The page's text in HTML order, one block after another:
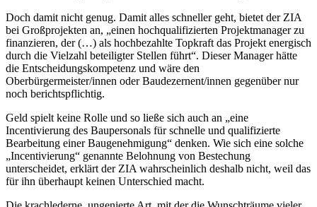
Doch damit nicht genug. Damit alles schneller geht, bietet der ZIA
bei Großprojekten an, „einen hochqualifizierten Projektmanager zu
finanzieren, der (…) als hochbezahlte Topkraft das Projekt energisch
durch die Vielzahl beteiligter Stellen führt“. Dieser Manager hätte
die Entscheidungskompetenz und wäre den
Oberbürgermeister/innen oder Baudezernent/innen gegenüber nur
noch berichtspflichtig.
Geld spielt keine Rolle und so ließe sich auch an „eine
Incentivierung des Baupersonals für schnelle und qualifizierte
Bearbeitung einer Baugenehmigung“ denken. Wie sich eine solche
„Incentivierung“ genannte Belohnung von Bestechung
unterscheidet, erklärt der ZIA wahrscheinlich deshalb nicht, weil das
für ihn überhaupt keinen Unterschied macht.